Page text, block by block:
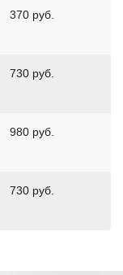
370 руб.
730 руб.
980 руб.
730 руб.